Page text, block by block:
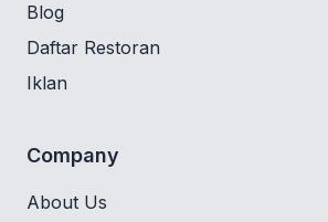
Blog
Daftar Restoran
Iklan
Company
About Us